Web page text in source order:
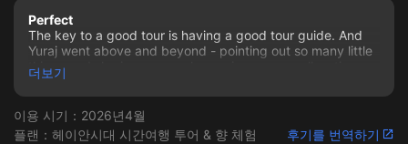
Perfect
The key to a good tour is having a good tour guide. And
Yuraj went above and beyond - pointing out so many little
things and sharing personal experiences as well as tips on
how we could make our experience more personal. There
were changes in our itinerary due to unforeseen
circumstances, but they were replaced by other
meaningful ones. Definitely giving this experience a 10/10!
더보기
이용 시기：2026년4월
플랜：헤이안시대 시간여행 투어 & 향 체험
후기를 번역하기